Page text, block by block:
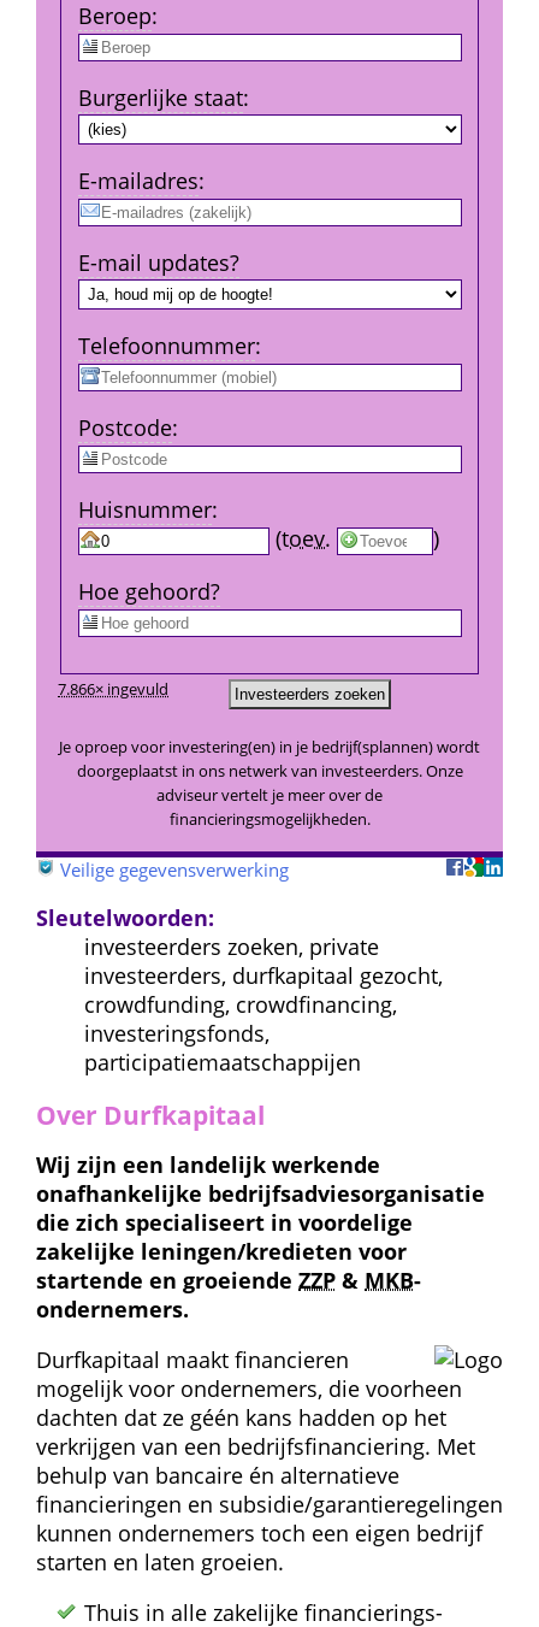
7.866× ingevuld
Je oproep voor investering(en) in je bedrijf(splannen) wordt
doorgeplaatst in ons netwerk van investeerders. Onze
adviseur vertelt je meer over de
financieringsmogelijkheden.
Beroep:
Burgerlijke staat:
E-mail­adres:
E-mail updates?
Telefoon­nummer:
Post­code:
Huis­nummer:
(toev.
)
Hoe gehoord?
Veilige gegevensverwerking
Sleutelwoorden:
investeerders zoeken, private
investeerders, durfkapitaal gezocht,
crowdfunding, crowdfinancing,
investeringsfonds,
participatiemaatschappijen
Over Durfkapitaal
Wij zijn een landelijk werkende
onafhankelijke bedrijfs­advies­organisatie
die zich specialiseert in voordelige
zakelijke leningen/kredieten voor
startende en groeiende ZZP & MKB-
ondernemers.
Durfkapitaal maakt financieren
mogelijk voor ondernemers, die voorheen
dachten dat ze géén kans hadden op het
verkrijgen van een bedrijfs­financiering. Met
behulp van bancaire én alternatieve
financieringen en subsidie/garantie­regelingen
kunnen ondernemers toch een eigen bedrijf
starten en laten groeien.
Thuis in alle zakelijke financierings­